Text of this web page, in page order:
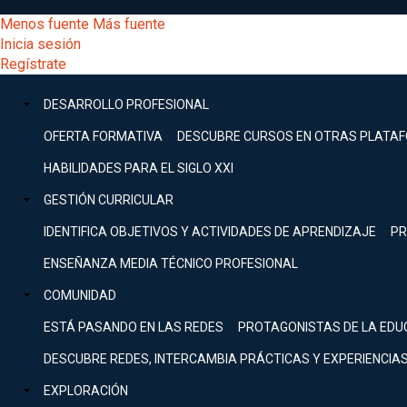
al
contenido
principal
[Educarchile
Escritorio]
Menú
entrar
mi
Menos fuente Más fuente
Inicia sesión
Regístrate
Menú
principal
DESARROLLO PROFESIONAL
OFERTA FORMATIVA DESCUBRE CURSOS EN OTRAS
HABILIDADES PARA EL SIGLO XXI
GESTIÓN CURRICULAR
IDENTIFICA OBJETIVOS Y ACTIVIDADES DE APRENDIZAJE
ENSEÑANZA MEDIA TÉCNICO PROFESIONAL
COMUNIDAD
ESTÁ PASANDO EN LAS REDES PROTAGONISTAS DE LA
DESCUBRE REDES, INTERCAMBIA PRÁCTICAS Y EXPERIENCIAS
EXPLORACIÓN
Buscar
Menú
principal
DESARROLLO
Expand
GESTIÓN
Expand
COMUNIDAD
Expand
EXPLORACIÓN
[Educarchile
Inicia